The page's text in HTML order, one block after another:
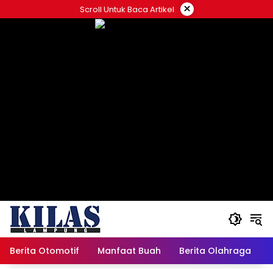
to
Scroll Untuk Baca Artikel ×
Berita Otomotif Manfaat Buah Berita Olahraga